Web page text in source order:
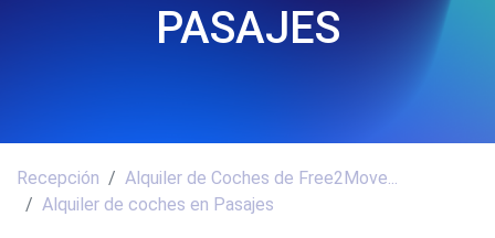
PASAJES
Recepción
Alquiler de Coches de Free2Move...
Alquiler de coches en Pasajes